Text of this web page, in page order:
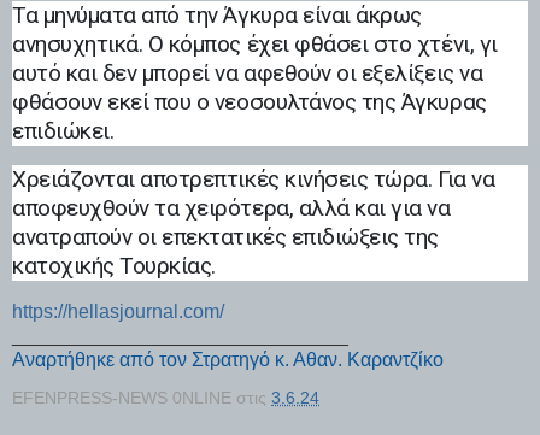
Τα μηνύματα από την Άγκυρα είναι άκρως
ανησυχητικά. Ο κόμπος έχει φθάσει στο χτένι, γι
αυτό και δεν μπορεί να αφεθούν οι εξελίξεις να
φθάσουν εκεί που ο νεοσουλτάνος της Άγκυρας
επιδιώκει.
Χρειάζονται αποτρεπτικές κινήσεις τώρα. Για να
αποφευχθούν τα χειρότερα, αλλά και για να
ανατραπούν οι επεκτατικές επιδιώξεις της
κατοχικής Τουρκίας.
https://hellasjournal.com/
Αναρτήθηκε από τον Στρατηγό κ. Αθαν. Καραντζίκο
EFENPRESS-NEWS 0NLINE στις 3.6.24